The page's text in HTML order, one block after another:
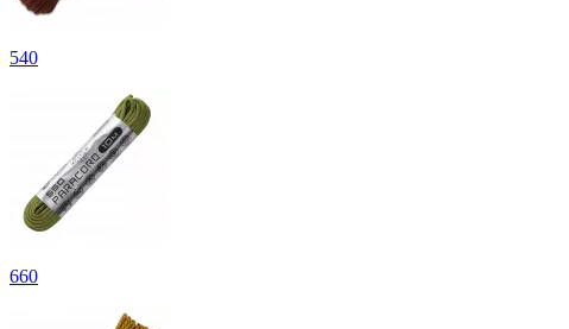
540
660